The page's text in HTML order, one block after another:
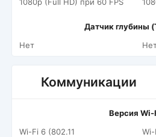
Датчик глубины
Нет
Коммуникации
Версия Wi-
Wi-Fi 6 (802.11